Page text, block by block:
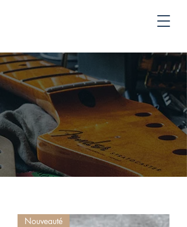
Nouveauté